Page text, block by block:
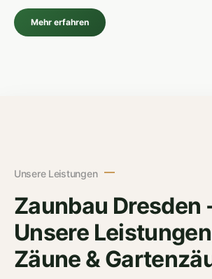
Mehr erfahren
Unsere Leistungen
Zaunbau Dresden
Unsere
Zäune &